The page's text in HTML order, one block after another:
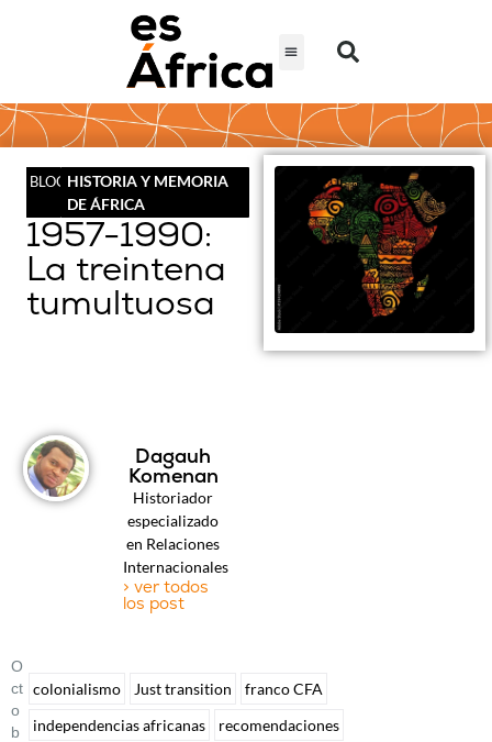
BLOG HISTORIA Y MEMORIA
DE ÁFRICA
1957-1990:
La treintena
tumultuosa
Dagauh
Komenan
Historiador
especializado
en Relaciones
Internacionales
> ver todos
los post
O
Ct
O
B
colonialismo Just transition
franco CFA
independencias africanas
recomendaciones